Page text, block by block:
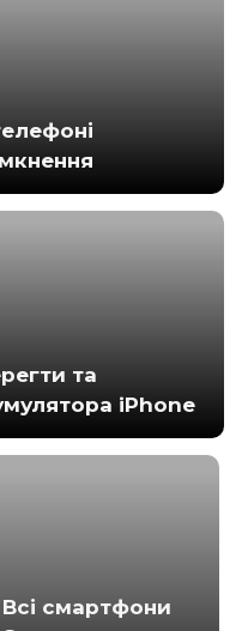
та
iPhone
Всі смартфони